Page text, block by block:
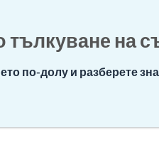
тълкуване на
по-долу и разберете